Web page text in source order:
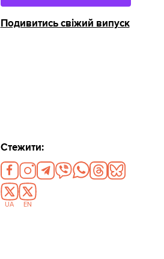
Подивитись свіжий випуск
Стежити:
UA EN